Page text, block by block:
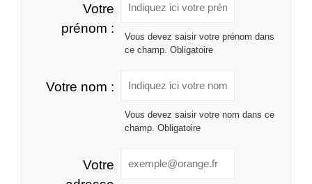
Votre
prénom :
Vous devez saisir votre prénom dans
ce champ. Obligatoire
Votre nom :
Vous devez saisir votre nom dans ce
champ. Obligatoire
Votre